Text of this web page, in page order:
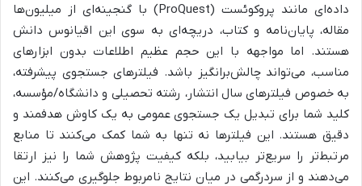
داده‌ای مانند پروکوئست (ProQuest) با گنجینه‌ای از میلیون‌ها
مقاله، پایان‌نامه و کتاب، دریچه‌ای به سوی این اقیانوس دانش
هستند. اما مواجهه با این حجم عظیم اطلاعات بدون ابزارهای
مناسب، می‌تواند چالش‌برانگیز باشد. فیلترهای جستجوی پیشرفته،
به خصوص فیلترهای سال انتشار، رشته تحصیلی و دانشگاه/مؤسسه،
کلید شما برای تبدیل یک جستجوی عمومی به یک کاوش هدفمند و
دقیق هستند. این فیلترها نه تنها به شما کمک می‌کنند تا منابع
مرتبط‌تر را سریع‌تر بیابید، بلکه کیفیت پژوهش شما را نیز ارتقا
می‌دهند و از سردرگمی در میان نتایج نامربوط جلوگیری می‌کنند. این